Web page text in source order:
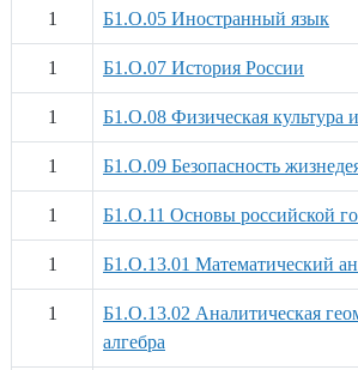
1 Б1.О.05 Иностранный язык
1 Б1.О.07 История России
1 Б1.О.08 Физическая культура
1 Б1.О.09 Безопасность
1 Б1.О.11 Основы российской
1 Б1.О.13.01 Математический
1
Б1.О.13.02 Аналитическая
алгебра